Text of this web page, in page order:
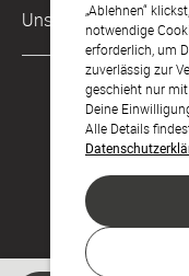
„Ablehnen“
notwendige
erforderlich, um
zuverlässig zur
geschieht nur
Deine
Alle Details
LLM's
Frankreich
Unsere Partner